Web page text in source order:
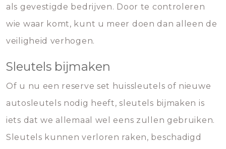
als gevestigde bedrijven. Door te controleren
wie waar komt, kunt u meer doen dan alleen de
veiligheid verhogen.
Sleutels bijmaken
Of u nu een reserve set huissleutels of nieuwe
autosleutels nodig heeft, sleutels bijmaken is
iets dat we allemaal wel eens zullen gebruiken.
Sleutels kunnen verloren raken, beschadigd